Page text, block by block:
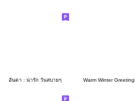
อันดา : น่ารัก วันสบายๆ